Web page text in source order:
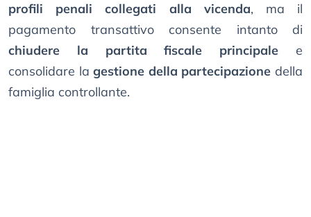
profili penali collegati alla vicenda, ma il
pagamento transattivo consente intanto di
chiudere la partita fiscale principale e
consolidare lagestione della partecipazione della
famiglia controllante.